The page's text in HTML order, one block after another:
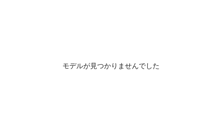
モデルが見つかりませんでした